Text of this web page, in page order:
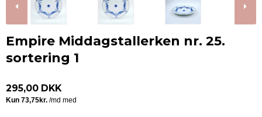
Empire Middagstallerken nr. 25.
sortering 1
295,00 DKK